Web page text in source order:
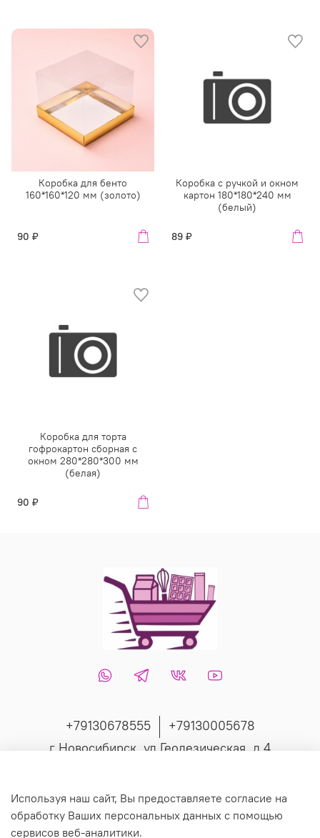
Коробка для бенто
160*160*120 мм (золото)
90 ₽
Коробка с ручкой и окном
картон 180*180*240 мм
(белый)
89 ₽
Коробка для торта
гофрокартон сборная с
окном 280*280*300 мм
(белая)
90 ₽
+79130678555
+79130005678
г Новосибирск, ул Геодезическая, д 4
Используя наш сайт, Вы предоставляете согласие на
обработку Ваших персональных данных с помощью
сервисов веб-аналитики.